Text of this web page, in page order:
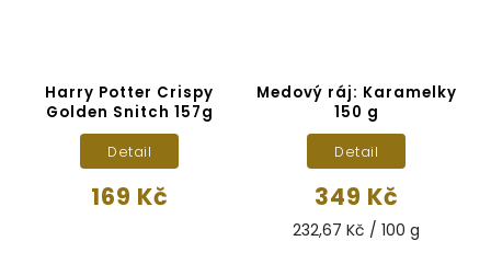
Harry Potter Crispy
Golden Snitch 157g
169 Kč
Detail
Medový ráj: Karamelky
150 g
349 Kč
232,67 Kč / 100 g
Detail